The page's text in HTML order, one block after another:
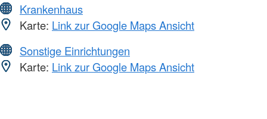
Krankenhaus
Karte: Link zur Google Maps Ansicht
Sonstige Einrichtungen
Karte: Link zur Google Maps Ansicht